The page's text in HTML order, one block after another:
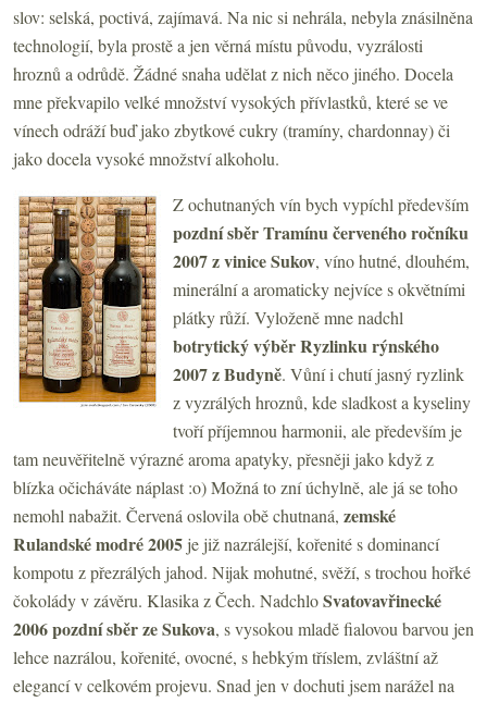
slov: selská, poctivá, zajímavá. Na nic si nehrála, nebyla znásilněna
technologií, byla prostě a jen věrná místu původu, vyzrálosti
hroznů a odrůdě. Žádné snaha udělat z nich něco jiného. Docela
mne překvapilo velké množství vysokých přívlastků, které se ve
vínech odráží buď jako zbytkové cukry (tramíny, chardonnay) či
jako docela vysoké množství alkoholu.
Z ochutnaných vín bych vypíchl především
pozdní sběr Tramínu červeného ročníku
2007 z vinice Sukov, víno hutné, dlouhém,
minerální a aromaticky nejvíce s okvětními
plátky růží. Vyloženě mne nadchl
botrytický výběr Ryzlinku rýnského
2007 z Budyně. Vůní i chutí jasný ryzlink
z vyzrálých hroznů, kde sladkost a kyseliny
tvoří příjemnou harmonii, ale především je
tam neuvěřitelně výrazné aroma apatyky, přesněji jako když z
blízka očicháváte náplast :o) Možná to zní úchylně, ale já se toho
nemohl nabažit. Červená oslovila obě chutnaná, zemské
Rulandské modré 2005 je již nazrálejší, kořenité s dominancí
kompotu z přezrálých jahod. Nijak mohutné, svěží, s trochou hořké
čokolády v závěru. Klasika z Čech. NadchloSvatovavřinecké
2006 pozdní sběr ze Sukova, s vysokou mladě fialovou barvou jen
lehce nazrálou, kořenité, ovocné, s hebkým tříslem, zvláštní až
elegancí v celkovém projevu. Snad jen v dochuti jsem narážel na